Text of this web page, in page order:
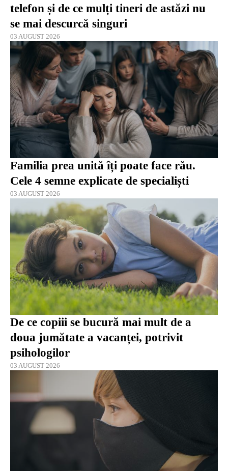
telefon și de ce mulți tineri de astăzi nu
se mai descurcă singuri
03 AUGUST 2026
Familia prea unită îți poate face rău.
Cele 4 semne explicate de specialiști
03 AUGUST 2026
De ce copiii se bucură mai mult de a
doua jumătate a vacanței, potrivit
psihologilor
03 AUGUST 2026